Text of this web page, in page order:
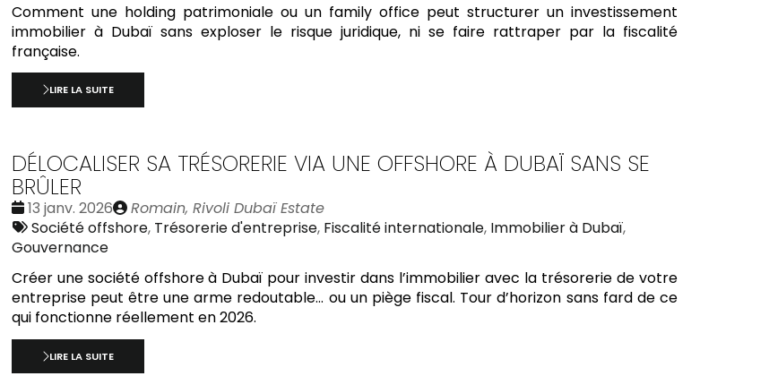
Comment une holding patrimoniale ou un family office peut structurer un investissement
immobilier à Dubaï sans exploser le risque juridique, ni se faire rattraper par la fiscalité
française.
LIRE LA SUITE
DÉLOCALISER SA TRÉSORERIE VIA UNE OFFSHORE À DUBAÏ SANS SE
BRÛLER
Date
:
13 janv. 2026
Publié
par
Romain, Rivoli Dubaï Estate
Tags
:
Société offshore, Trésorerie d'entreprise, Fiscalité internationale, Immobilier à Dubaï,
Gouvernance
Créer une société offshore à Dubaï pour investir dans l’immobilier avec la trésorerie de votre
entreprise peut être une arme redoutable… ou un piège fiscal. Tour d’horizon sans fard de ce
qui fonctionne réellement en 2026.
LIRE LA SUITE